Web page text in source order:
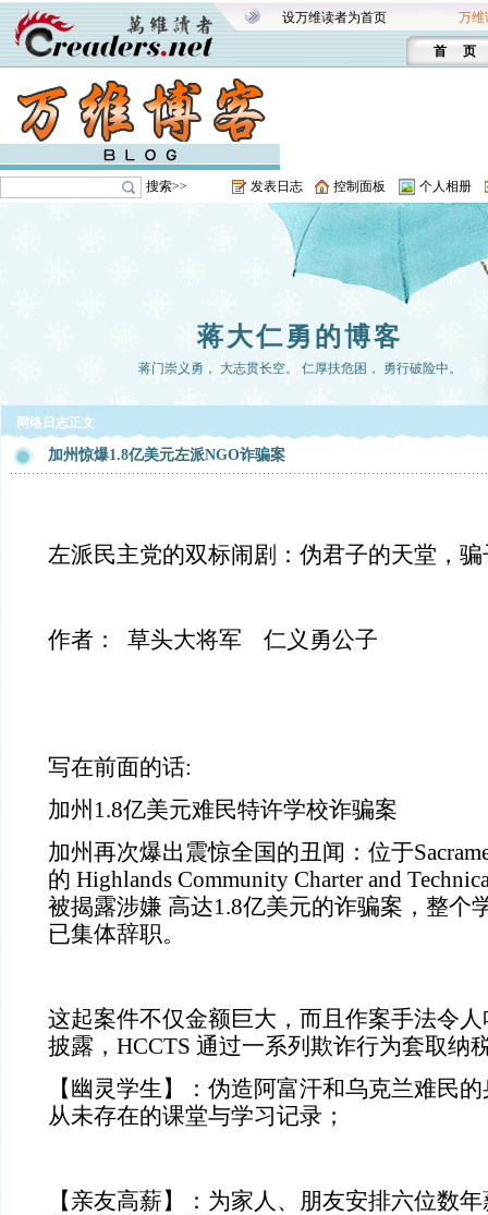
设万维读者为首页 万维
首 页
搜索>> 发表日志 控制面板 个人相册
蒋大仁勇的博客
蒋门崇义勇， 大志贯长空。 仁厚扶危困， 勇行破险中。
网络日志正文
加州惊爆1.8亿美元左派NGO诈骗案
左派民主党的双标闹剧：伪君子的天堂，
作者： 草头大将军 仁义勇公子
写在前面的话:
加州1.8亿美元难民特许学校诈骗案
加州再次爆出震惊全国的丑闻：位于
的 Highlands Community Charter and
被揭露涉嫌 高达1.8亿美元的诈骗案，整个
已集体辞职。
这起案件不仅金额巨大，而且作案手法令
披露，HCCTS 通过一系列欺诈行为套取纳
【幽灵学生】：伪造阿富汗和乌克兰难民
从未存在的课堂与学习记录；
【亲友高薪】：为家人、朋友安排六位数